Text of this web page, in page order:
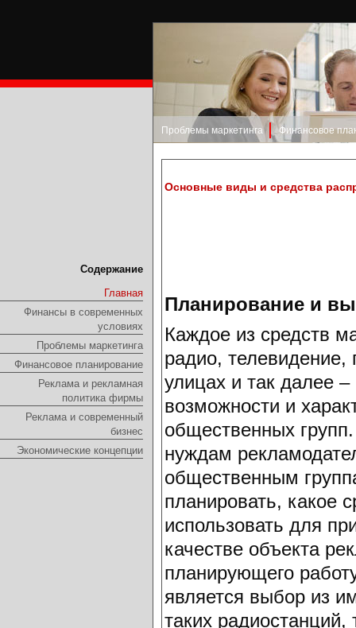
Содержание
Главная
Финансы в современных
условиях
Проблемы маркетинга
Финансовое планирование
Реклама и рекламная
политика фирмы
Реклама и современный
бизнес
Экономические концепции
Проблемы маркетинга Финансовое
Основные виды и средства
Планирование и
Каждое из средств
радио,
улицах и так далее
возможности и
общественных
нуждам
общественным
планировать, какое
использовать для
качестве объекта
планирующего
является выбор из
таких радиостанций,